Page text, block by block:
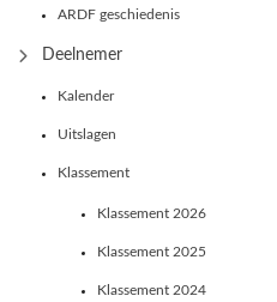
ARDF geschiedenis
Deelnemer
Kalender
Uitslagen
Klassement
Klassement 2026
Klassement 2025
Klassement 2024